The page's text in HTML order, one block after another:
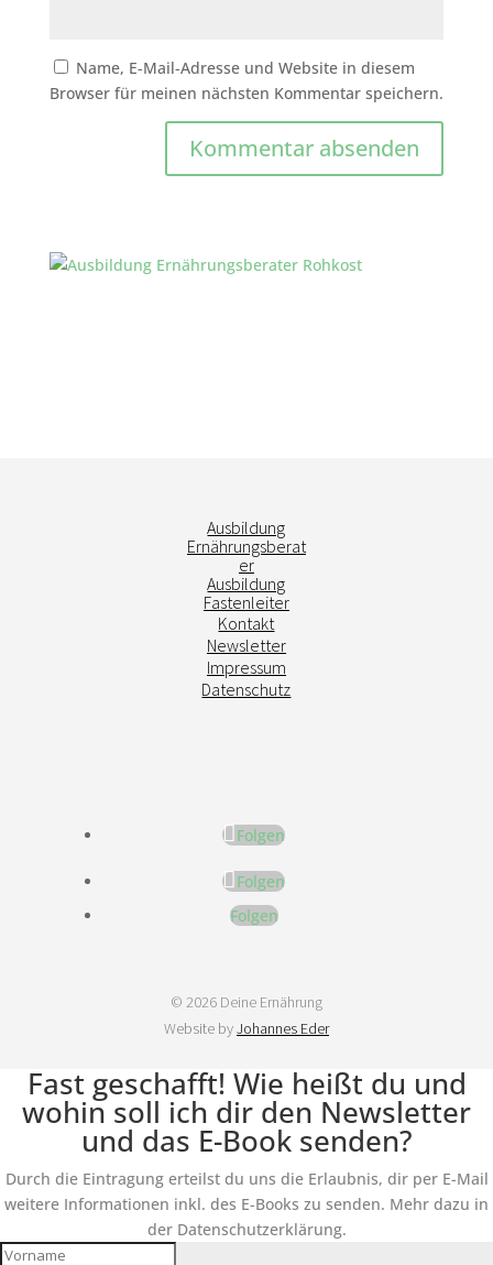
Name, E-Mail-Adresse und Website in diesem
Browser für meinen nächsten Kommentar speichern.
Ausbildung
Ernährungsberat
er
Ausbildung
Fastenleiter
Kontakt
Newsletter
Impressum
Datenschutz
Folgen
Folgen
Folgen
© 2026 Deine Ernährung
Website byJohannes Eder
Fast geschafft! Wie heißt du und
wohin soll ich dir den Newsletter
und das E-Book senden?
Durch die Eintragung erteilst du uns die Erlaubnis, dir per E-Mail
weitere Informationen inkl. des E-Books zu senden. Mehr dazu in
der Datenschutzerklärung.